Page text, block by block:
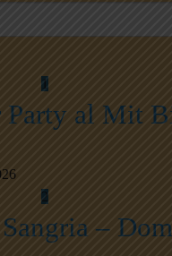
1
Party al Mit
2
–